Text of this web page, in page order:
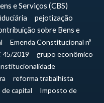
e Serviços (CBS)
pejotização
sobre Bens e
Emenda Constitucional nº
45/2019
grupo econômico
reforma trabalhista
de capital
Imposto de